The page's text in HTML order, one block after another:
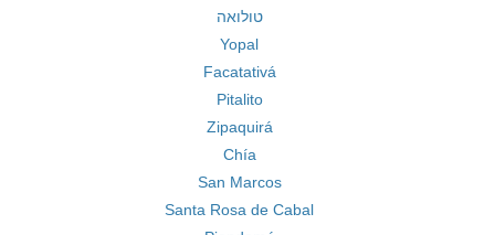
טולואה
Yopal
Facatativá
Pitalito
Zipaquirá
Chía
San Marcos
Santa Rosa de Cabal